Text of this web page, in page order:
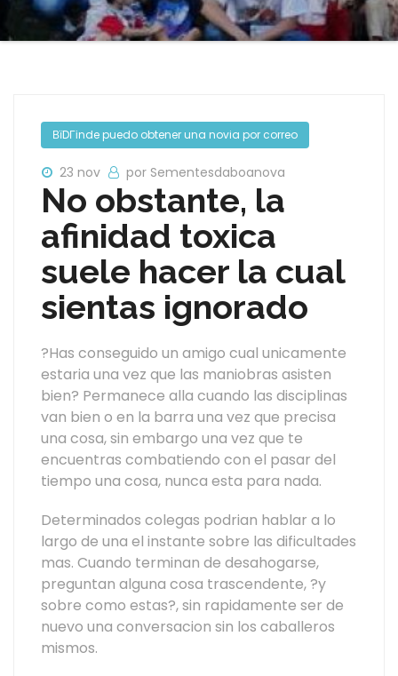
ВїDГіnde puedo obtener una novia por correo
23 nov por Sementesdaboanova
No obstante, la
afinidad toxica
suele hacer la cual
sientas ignorado
?Has conseguido un amigo cual unicamente
estaria una vez que las maniobras asisten
bien? Permanece alla cuando las disciplinas
van bien o en la barra una vez que precisa
una cosa, sin embargo una vez que te
encuentras combatiendo con el pasar del
tiempo una cosa, nunca esta para nada.
Determinados colegas podrian hablar a lo
largo de una el instante sobre las dificultades
mas. Cuando terminan de desahogarse,
preguntan alguna cosa trascendente, ?y
sobre como estas?, sin rapidamente ser de
nuevo una conversacion sin los caballeros
mismos.